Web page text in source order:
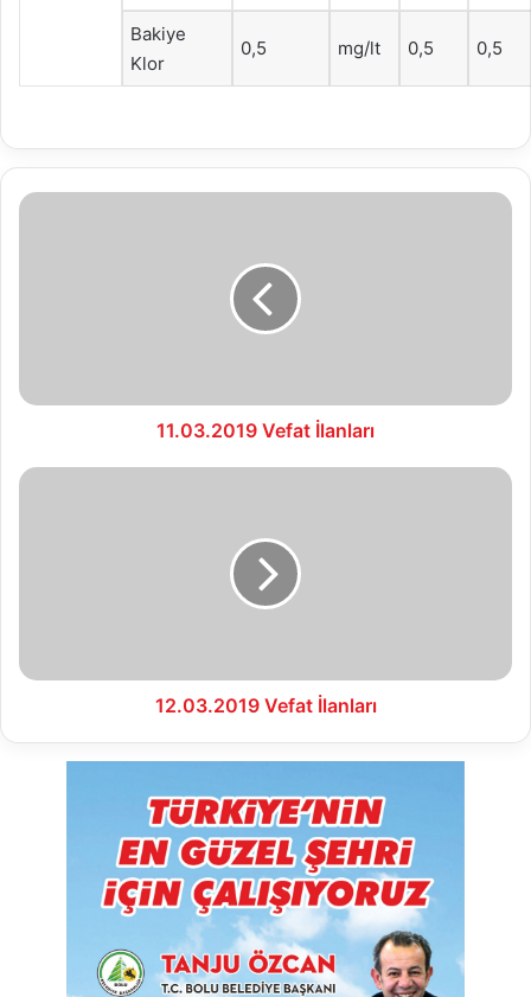
Bakiye
Klor
0,5 mg/lt 0,5 0,5
11.03.2019
11.03.2019 Vefat İlanları
12.03.2019
12.03.2019 Vefat İlanları